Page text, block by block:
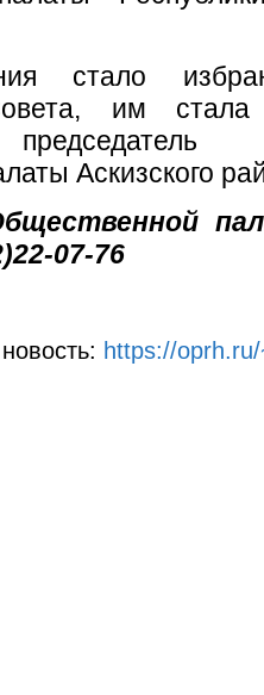
стало
им
Аскизского
07-76
https://